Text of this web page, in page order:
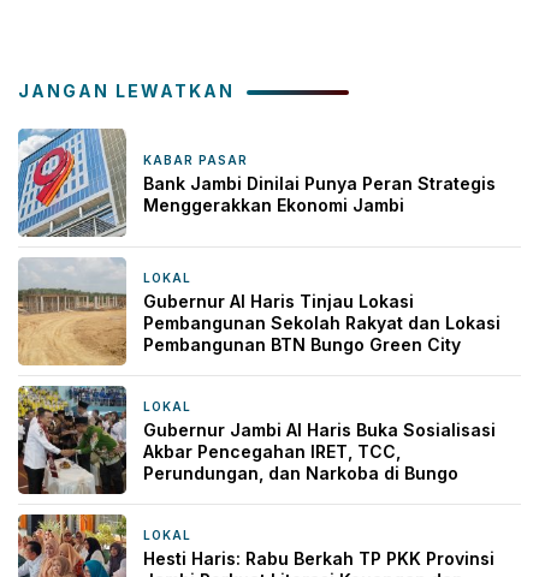
JANGAN LEWATKAN
KABAR PASAR
Bank Jambi Dinilai Punya Peran Strategis
Menggerakkan Ekonomi Jambi
LOKAL
Gubernur Al Haris Tinjau Lokasi
Pembangunan Sekolah Rakyat dan Lokasi
Pembangunan BTN Bungo Green City
LOKAL
Gubernur Jambi Al Haris Buka Sosialisasi
Akbar Pencegahan IRET, TCC,
Perundungan, dan Narkoba di Bungo
LOKAL
Hesti Haris: Rabu Berkah TP PKK Provinsi